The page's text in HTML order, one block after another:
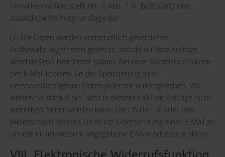
hinwirken wollen, stellt Art. 6 Abs. 1 lit. b) DSGVO eine
zusätzliche Rechtsgrundlage dar.
(7) Die Daten werden vorbehaltlich gesetzlicher
Aufbewahrungsfristen gelöscht, sobald wir Ihre Anfrage
abschließend bearbeitet haben. Bei einer Kontaktaufnahme
per E-Mail können Sie der Speicherung Ihrer
personenbezogenen Daten jederzeit widersprechen. Wir
weisen Sie darauf hin, dass in diesem Fall Ihre Anfrage nicht
weiterbearbeitet werden kann. Den Widerruf oder den
Widerspruch können Sie durch Übersendung einer E-Mail an
unsere im Impressum angegebene E-Mail-Adresse erklären.